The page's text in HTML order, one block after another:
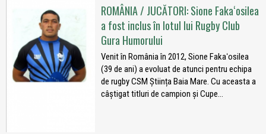
ROMÂNIA / JUCĂTORI: Sione Fakaʻosilea
a fost inclus în lotul lui Rugby Club
Gura Humorului
Venit în România în 2012, Sione Fakaʻosilea
(39 de ani) a evoluat de atunci pentru echipa
de rugby CSM Știința Baia Mare. Cu aceasta a
câștigat titluri de campion și Cupe...